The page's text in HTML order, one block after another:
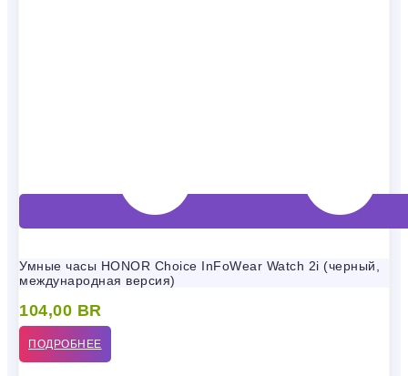
Умные часы HONOR Choice InFoWear Watch 2i (черный,
международная версия)
104,00 BR
ПОДРОБНЕЕ